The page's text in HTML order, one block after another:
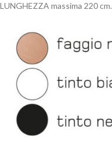
LUNGHEZZA massima 220 cm.